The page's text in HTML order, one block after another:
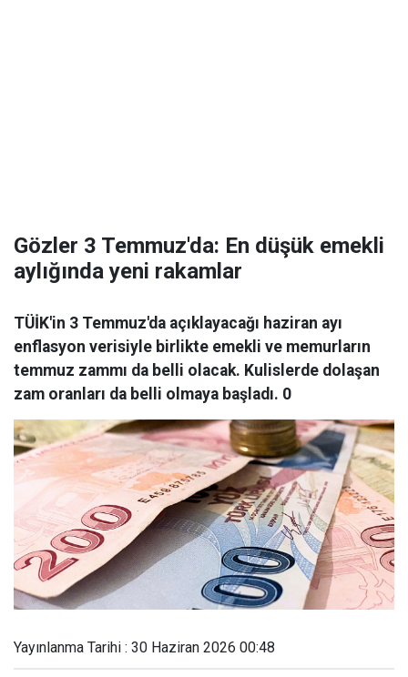
Gözler 3 Temmuz'da: En düşük emekli
aylığında yeni rakamlar
TÜİK'in 3 Temmuz'da açıklayacağı haziran ayı
enflasyon verisiyle birlikte emekli ve memurların
temmuz zammı da belli olacak. Kulislerde dolaşan
zam oranları da belli olmaya başladı. 0
Yayınlanma Tarihi : 30 Haziran 2026 00:48